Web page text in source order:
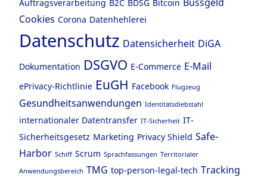
Auftragsverarbeitung B2C BDSG Bitcoin
Cookies Corona Datenhehlerei
Datenschutz Datensicherheit DiGA
Dokumentation DSGVO E-Commerce E-Mail
ePrivacy-Richtlinie EuGH Facebook Flugzeug
Gesundheitsanwendungen Identitätsdiebstahl
internationaler Datentransfer IT-Sicherheit IT-
Sicherheitsgesetz Marketing Privacy Shield Safe-
Harbor Schiff Scrum Sprachfassungen Territorialer
Anwendungsbereich TMG top-person-legal-tech Tracking